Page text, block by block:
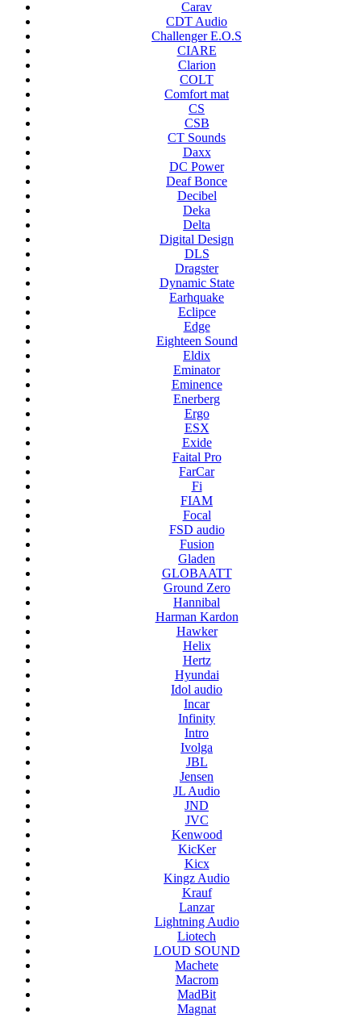
Carav
CDT Audio
Challenger E.O.S
CIARE
Clarion
COLT
Comfort mat
CS
CSB
CT Sounds
Daxx
DC Power
Deaf Bonce
Decibel
Deka
Delta
Digital Design
DLS
Dragster
Dynamic State
Earhquake
Eclipce
Edge
Eighteen Sound
Eldix
Eminator
Eminence
Enerberg
Ergo
ESX
Exide
Faital Pro
FarCar
Fi
FIAM
Focal
FSD audio
Fusion
Gladen
GLOBAATT
Ground Zero
Hannibal
Harman Kardon
Hawker
Helix
Hertz
Hyundai
Idol audio
Incar
Infinity
Intro
Ivolga
JBL
Jensen
JL Audio
JND
JVC
Kenwood
KicKer
Kicx
Kingz Audio
Krauf
Lanzar
Lightning Audio
Liotech
LOUD SOUND
Machete
Macrom
MadBit
Magnat